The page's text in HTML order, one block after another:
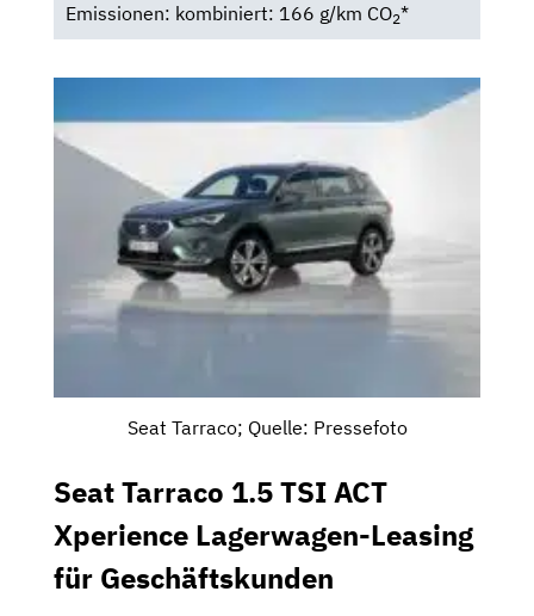
Emissionen: kombiniert: 166 g/km CO2*
Seat Tarraco; Quelle: Pressefoto
Seat Tarraco 1.5 TSI ACT
Xperience Lagerwagen-Leasing
für Geschäftskunden